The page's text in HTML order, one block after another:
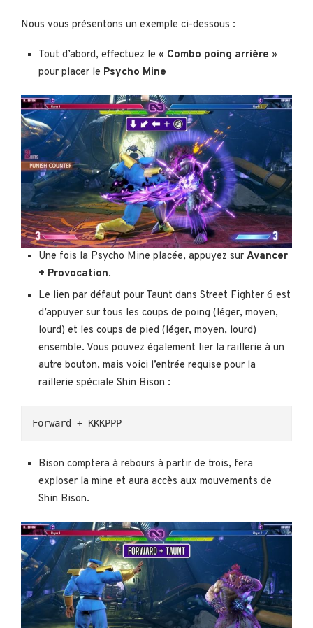
Nous vous présentons un exemple ci-dessous :
Tout d’abord, effectuez le « Combo poing arrière »
pour placer le Psycho Mine
Une fois la Psycho Mine placée, appuyez sur Avancer
+ Provocation.
Le lien par défaut pour Taunt dans Street Fighter 6 est
d’appuyer sur tous les coups de poing (léger, moyen,
lourd) et les coups de pied (léger, moyen, lourd)
ensemble. Vous pouvez également lier la raillerie à un
autre bouton, mais voici l’entrée requise pour la
raillerie spéciale Shin Bison :
Forward + KKKPPP
Bison comptera à rebours à partir de trois, fera
exploser la mine et aura accès aux mouvements de
Shin Bison.